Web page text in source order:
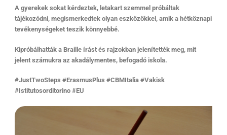
A gyerekek sokat kérdeztek, letakart szemmel próbáltak
tájékozódni, megismerkedtek olyan eszközökkel, amik a hétköznapi
tevékenységeket teszik könnyebbé.
Kipróbálhatták a Braille írást és rajzokban jelenítették meg, mit
jelent számukra az akadálymentes, befogadó iskola.
#JustTwoSteps #ErasmusPlus #CBMItalia #Vakisk
#Istitutosorditorino #EU